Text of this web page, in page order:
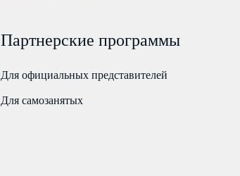
Партнерские программы
Для официальных представителей
Для самозанятых